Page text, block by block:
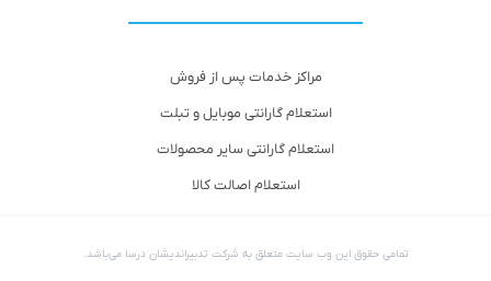
مراکز خدمات پس از فروش
استعلام گارانتی موبایل و تبلت
استعلام گارانتی سایر محصولات
استعلام اصالت کالا
تمامی حقوق این وب سایت متعلق به شرکت تدبیراندیشان درسا می‌باشد.